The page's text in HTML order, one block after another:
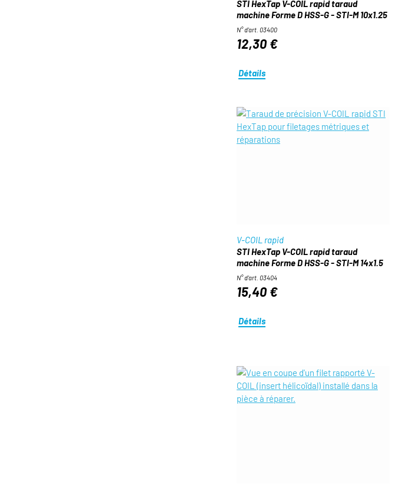
STI HexTap V-COIL rapid taraud
machine Forme D HSS-G - STI-M 10x1.25
N° d'art. 03400
12,30 €
Détails
V-COIL rapid
STI HexTap V-COIL rapid taraud
machine Forme D HSS-G - STI-M 14x1.5
N° d'art. 03404
15,40 €
Détails